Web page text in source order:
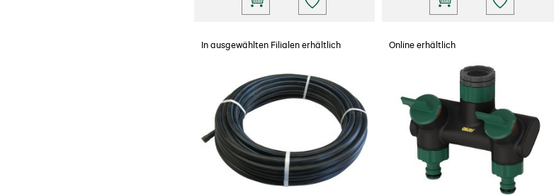
In ausgewählten Filialen erhältlich Online erhältlich